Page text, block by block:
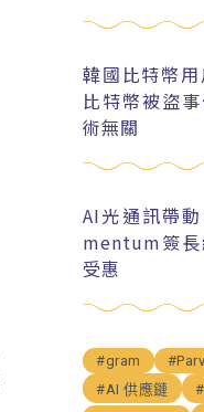
韓國比特幣
比特幣被盜
術無關
AI光通訊帶
mentum簽長
受惠
#gram
#AI 供應鏈